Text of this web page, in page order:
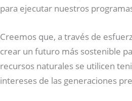
para ejecutar nuestros
Creemos que, a través de
crear un futuro más sostenible
recursos naturales se utilicen
intereses de las generaciones